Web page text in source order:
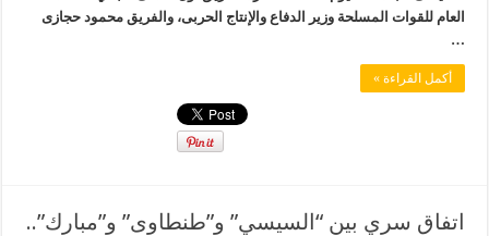
العام للقوات المسلحة وزير الدفاع والإنتاج الحربى، والفريق محمود حجازى
…
أكمل القراءة »
اتفاق سري بين “السيسي” و”طنطاوى” و”مبارك”..